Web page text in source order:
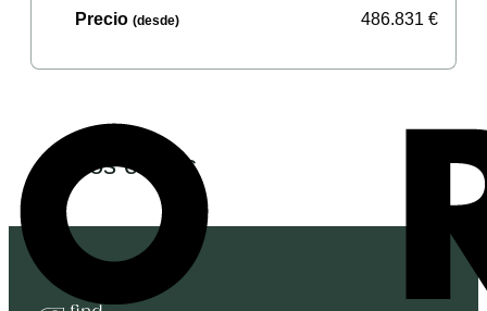
Precio (desde) 486.831 €
Otros estilos